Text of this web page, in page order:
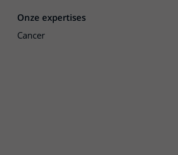
Onze expertises
Cancer